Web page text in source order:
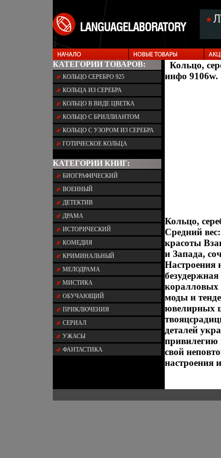
КАТЕГОРИИ ТОВАРОВ:
КОЛЬЦО СЕРЕБРО 925
КОЛЬЦА ИЗ СЕРЕБРА
КОЛЬЦО В ВИДЕ ЦВЕТКА
КОЛЬЦО С БРИЛЛИАНТОМ
КОЛЬЦО С УЗОРОМ ИЗ СЕРЕБРА
ГОТИЧЕСКОЕ КОЛЬЦА
КАТЕГОРИИ КНИГ:
БИОГРАФИЧЕСКИЙ
ВОЕННЫЙ
ДЕТЕКТИВ
ДРАМА
ИСТОРИЧЕСКИЙ
КОМЕДИЯ
КРИМИНАЛЬНЫЙ
МЕЛОДРАМА
МИСТИКА
ОБУЧАЮЩИЙ
ПРИКЛЮЧЕНИЯ
СЕРИАЛ
УЖАСЫ
ФАНТАСТИКА
Кольцо,
инфо 9106w.
Кольцо,
Средний
красоты
и Запада,
Настроения
коралловых
моды и
ювелирных
деталей
привилегию
свой
настроения